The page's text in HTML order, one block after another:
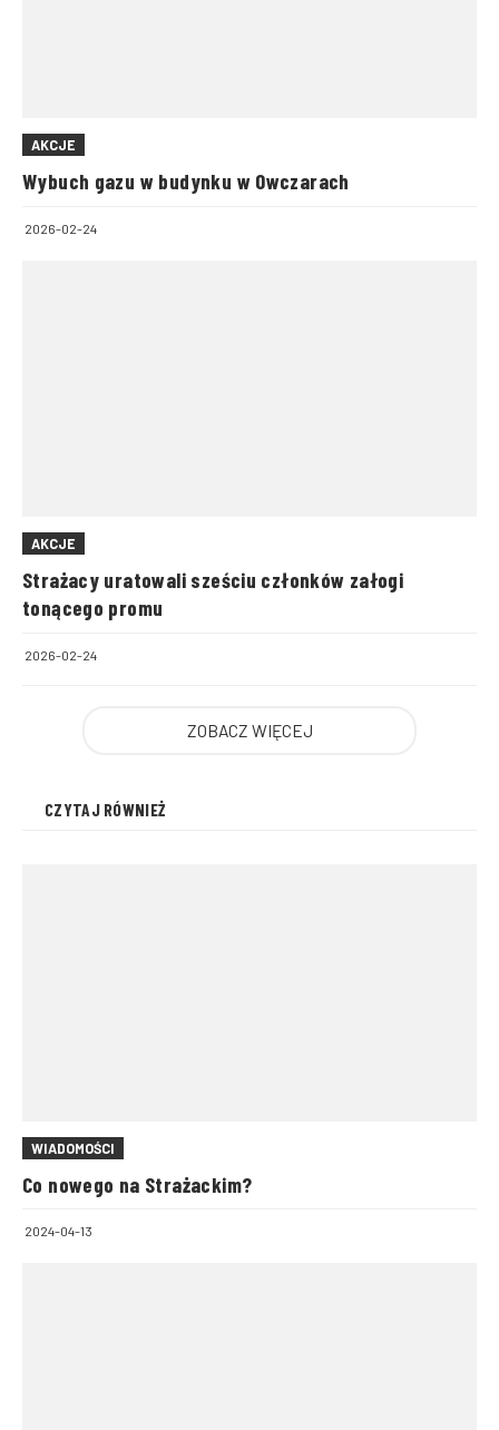
AKCJE
Wybuch gazu w budynku w Owczarach
2026-02-24
AKCJE
Strażacy uratowali sześciu członków załogi
tonącego promu
2026-02-24
ZOBACZ WIĘCEJ
CZYTAJ RÓWNIEŻ
WIADOMOŚCI
Co nowego na Strażackim?
2024-04-13